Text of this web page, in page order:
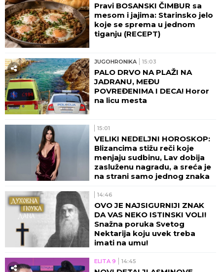
Pravi BOSANSKI ČIMBUR sa
mesom i jajima: Starinsko jelo
koje se sprema u jednom
tiganju (RECEPT)
JUGOHRONIKA 15:03
PALO DRVO NA PLAŽI NA
JADRANU, MEĐU
POVREĐENIMA I DECA! Horor
na licu mesta
15:01
VELIKI NEDELJNI HOROSKOP:
Blizancima stižu reči koje
menjaju sudbinu, Lav dobija
zasluženu nagradu, a sreća je
na strani samo jednog znaka
14:46
OVO JE NAJSIGURNIJI ZNAK
DA VAS NEKO ISTINSKI VOLI!
Snažna poruka Svetog
Nektarija koju uvek treba
imati na umu!
ELITA 9 14:45